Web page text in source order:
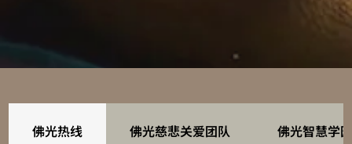
佛光热线 佛光慈悲关爱团队 佛光智慧学